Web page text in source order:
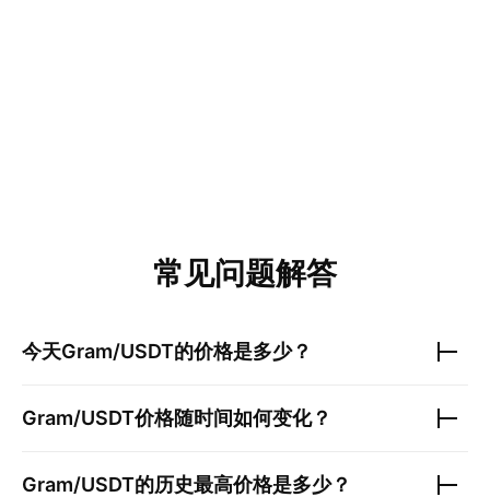
常见问题解答
今天Gram/USDT的价格是多少？
Gram/USDT价格随时间如何变化？
Gram/USDT的历史最高价格是多少？